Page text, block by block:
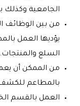
الجامعية وكذلك
من بين الوظائف
يؤديها العمل
السلع والمنتجات.
من الممكن أن
بالمطاعم للكشف
العمل بالقسم